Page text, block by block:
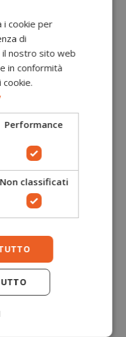
realizzato in 100%
200g e offre
superiore in
Extreme: 100%
con finitura
PU 200g
100% poliestere, taffetà
i cookie per
di
il nostro sito web
in conformità
cookie.
Performance
Non classificati